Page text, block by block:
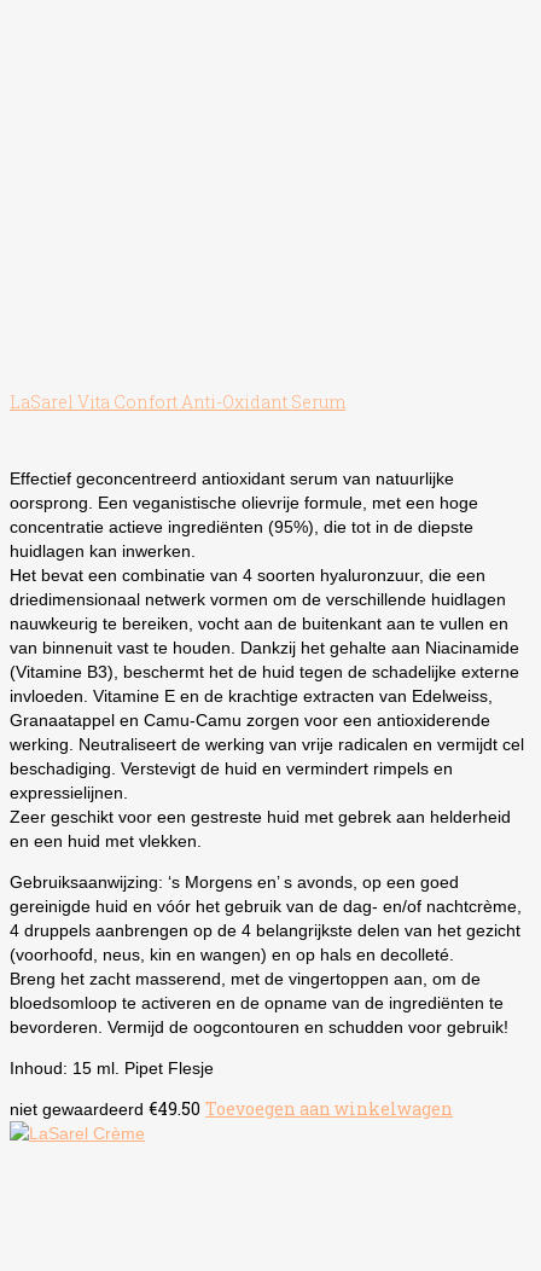
LaSarel Vita Confort Anti-Oxidant Serum
Effectief geconcentreerd antioxidant serum van natuurlijke
oorsprong. Een veganistische olievrije formule, met een hoge
concentratie actieve ingrediënten (95%), die tot in de diepste
huidlagen kan inwerken.
Het bevat een combinatie van 4 soorten hyaluronzuur, die een
driedimensionaal netwerk vormen om de verschillende huidlagen
nauwkeurig te bereiken, vocht aan de buitenkant aan te vullen en
van binnenuit vast te houden. Dankzij het gehalte aan Niacinamide
(Vitamine B3), beschermt het de huid tegen de schadelijke externe
invloeden. Vitamine E en de krachtige extracten van Edelweiss,
Granaatappel en Camu-Camu zorgen voor een antioxiderende
werking. Neutraliseert de werking van vrije radicalen en vermijdt cel
beschadiging. Verstevigt de huid en vermindert rimpels en
expressielijnen.
Zeer geschikt voor een gestreste huid met gebrek aan helderheid
en een huid met vlekken.
Gebruiksaanwijzing: ‘s Morgens en’ s avonds, op een goed
gereinigde huid en vóór het gebruik van de dag- en/of nachtcrème,
4 druppels aanbrengen op de 4 belangrijkste delen van het gezicht
(voorhoofd, neus, kin en wangen) en op hals en decolleté.
Breng het zacht masserend, met de vingertoppen aan, om de
bloedsomloop te activeren en de opname van de ingrediënten te
bevorderen. Vermijd de oogcontouren en schudden voor gebruik!
Inhoud: 15 ml. Pipet Flesje
niet gewaardeerd €49.50 Toevoegen aan winkelwagen